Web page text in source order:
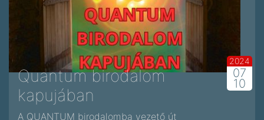
2024
07
10
Quantum birodalom
kapujában
A QUANTUM birodalomba vezető út